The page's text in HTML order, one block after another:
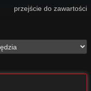
przejście do zawartości